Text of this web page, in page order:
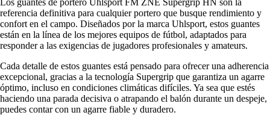
referencia definitiva para cualquier portero que busque rendimiento y
confort en el campo. Diseñados por la marca Uhlsport, estos guantes
están en la línea de los mejores equipos de fútbol, adaptados para
responder a las exigencias de jugadores profesionales y amateurs.
Cada detalle de estos guantes está pensado para ofrecer una adherencia
excepcional, gracias a la tecnología Supergrip que garantiza un agarre
óptimo, incluso en condiciones climáticas difíciles. Ya sea que estés
haciendo una parada decisiva o atrapando el balón durante un despeje,
puedes contar con un agarre fiable y duradero.